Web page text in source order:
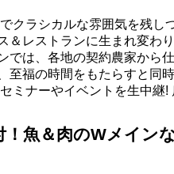
クラシカルな雰囲気を残し
＆レストランに生まれ変わ
では、各地の契約農家から
至福の時間をもたらすと同
ミナーやイベントを生中継
！魚＆肉のWメイン